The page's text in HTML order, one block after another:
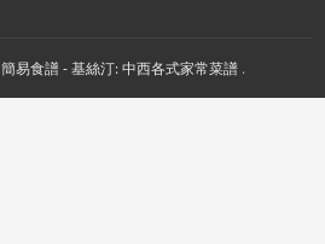
簡易食譜 - 基絲汀: 中西各式家常菜譜 .